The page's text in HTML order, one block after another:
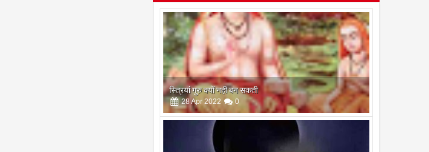
इस अमावस के दिन किया गया दान और पुजा पाठ होगा और भी
फलदायी
28 Apr 2022 0